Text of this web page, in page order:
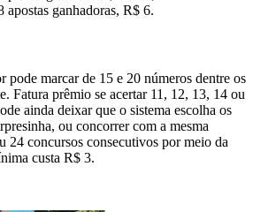
apostas ganhadoras, R$ 6.
pode marcar de 15 e 20 números dentre os
Fatura prêmio se acertar 11, 12, 13, 14 ou
ainda deixar que o sistema escolha os
ou concorrer com a mesma
24 concursos consecutivos por meio da
custa R$ 3.